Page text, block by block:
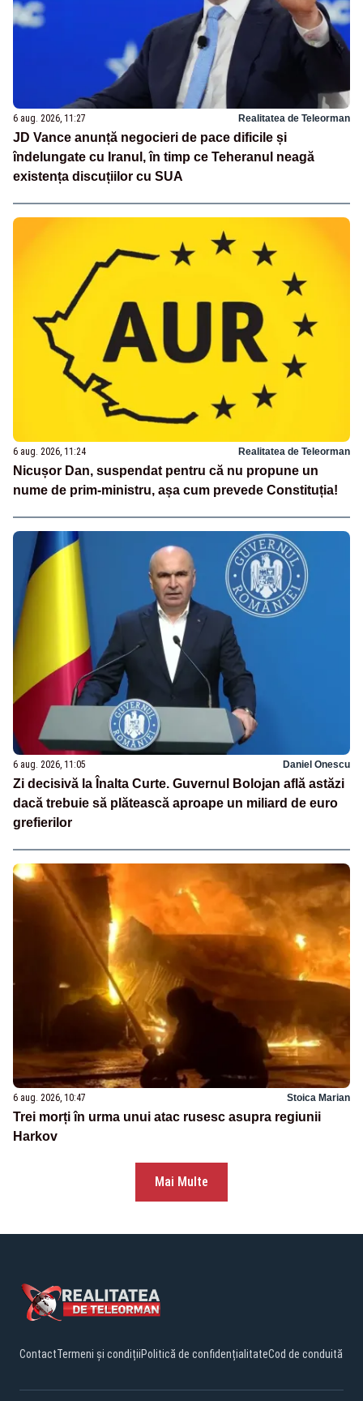
6 aug. 2026, 11:27 Realitatea de Teleorman
JD Vance anunță negocieri de pace dificile și
îndelungate cu Iranul, în timp ce Teheranul neagă
existența discuțiilor cu SUA
6 aug. 2026, 11:24 Realitatea de Teleorman
Nicușor Dan, suspendat pentru că nu propune un
nume de prim-ministru, așa cum prevede Constituția!
6 aug. 2026, 11:05 Daniel Onescu
Zi decisivă la Înalta Curte. Guvernul Bolojan află astăzi
dacă trebuie să plătească aproape un miliard de euro
grefierilor
6 aug. 2026, 10:47 Stoica Marian
Trei morți în urma unui atac rusesc asupra regiunii
Harkov
Mai Multe
ContactTermeni și condițiiPolitică de confidențialitateCod de conduită